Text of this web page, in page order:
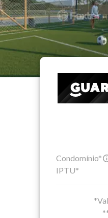
Condomínio*
IPTU*